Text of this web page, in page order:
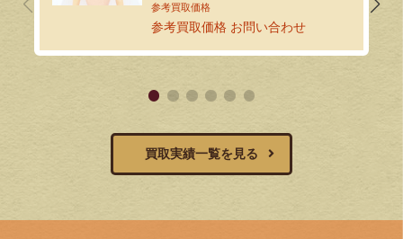
ビーの持込買取
参考買取価格 お問い合わせ
買取実績一覧を見る